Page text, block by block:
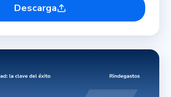
Descarga